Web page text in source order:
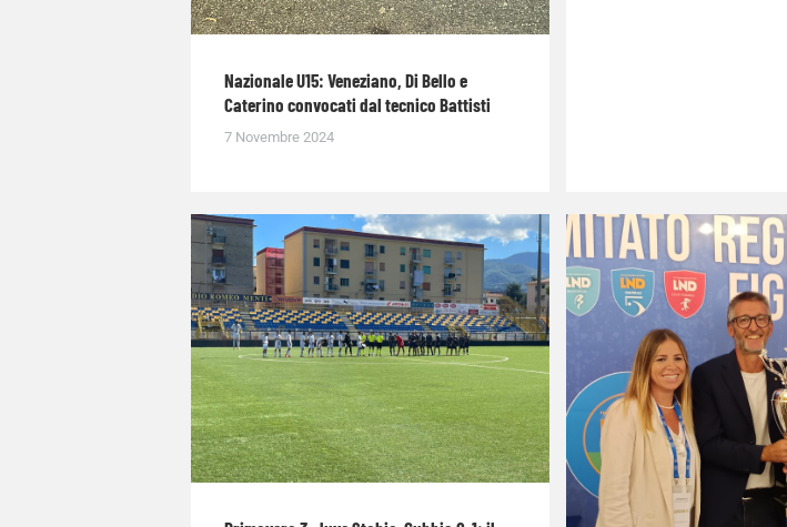
Nazionale U15: Veneziano, Di Bello e
Caterino convocati dal tecnico Battisti
7 Novembre 2024